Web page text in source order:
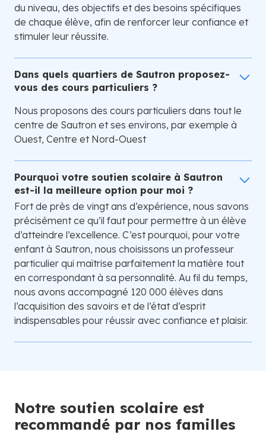
du niveau, des objectifs et des besoins spécifiques
de chaque élève, afin de renforcer leur confiance et
stimuler leur réussite.
Dans quels quartiers de Sautron proposez-
vous des cours particuliers ?
Nous proposons des cours particuliers dans tout le
centre de Sautron et ses environs, par exemple à
Ouest, Centre et Nord-Ouest
Pourquoi votre soutien scolaire à Sautron
est-il la meilleure option pour moi ?
Fort de près de vingt ans d’expérience, nous savons
précisément ce qu’il faut pour permettre à un élève
d’atteindre l’excellence. C’est pourquoi, pour votre
enfant à Sautron, nous choisissons un professeur
particulier qui maîtrise parfaitement la matière tout
en correspondant à sa personnalité. Au fil du temps,
nous avons accompagné 120 000 élèves dans
l’acquisition des savoirs et de l’état d’esprit
indispensables pour réussir avec confiance et plaisir.
Notre soutien scolaire est
recommandé par nos familles